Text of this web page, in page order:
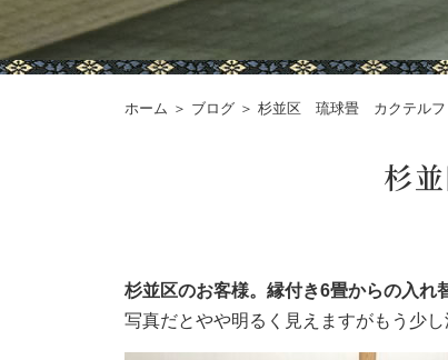
ホーム ＞ ブログ ＞ 杉並区 琉球畳 カクテル
杉
杉並区のお客様。縁付き6畳からの入
写真だとやや明るく見えますがもう少